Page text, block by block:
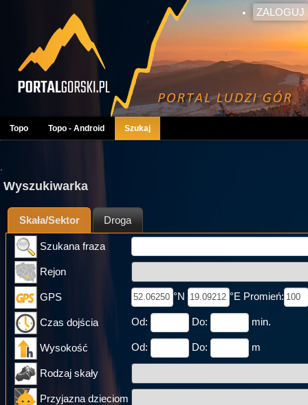
ZALOGUJ
Topo Topo - Android Szukaj
Wyszukiwarka
Skała/Sektor Droga
Szukana fraza
Rejon
GPS °N °E Promień:
Czas dojścia Od: Do: min.
Wysokość Od: Do: m
Rodzaj skały
Przyjazna dzieciom